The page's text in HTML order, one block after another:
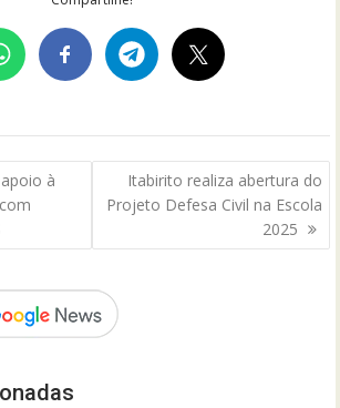
à
Itabirito realiza abertura do
Projeto Defesa Civil na Escola
2025